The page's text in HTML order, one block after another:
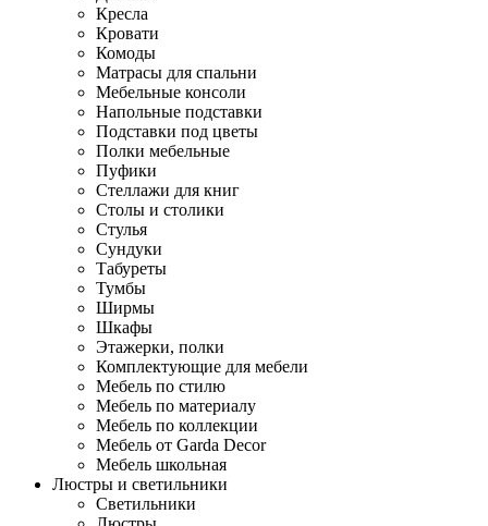
Кресла
Кровати
Комоды
Матрасы для спальни
Мебельные консоли
Напольные подставки
Подставки под цветы
Полки мебельные
Пуфики
Стеллажи для книг
Столы и столики
Стулья
Сундуки
Табуреты
Тумбы
Ширмы
Шкафы
Этажерки, полки
Комплектующие для мебели
Мебель по стилю
Мебель по материалу
Мебель по коллекции
Мебель от Garda Decor
Мебель школьная
Люстры и светильники
Светильники